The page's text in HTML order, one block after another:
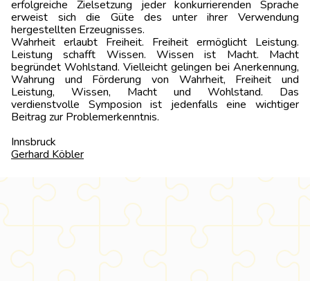
erfolgreiche Zielsetzung jeder konkurrierenden Sprache
erweist sich die Güte des unter ihrer Verwendung
hergestellten Erzeugnisses.
Wahrheit erlaubt Freiheit. Freiheit ermöglicht Leistung.
Leistung schafft Wissen. Wissen ist Macht. Macht
begründet Wohlstand. Vielleicht gelingen bei Anerkennung,
Wahrung und Förderung von Wahrheit, Freiheit und
Leistung, Wissen, Macht und Wohlstand. Das
verdienstvolle Symposion ist jedenfalls eine wichtiger
Beitrag zur Problemerkenntnis.
Gerhard Köbler